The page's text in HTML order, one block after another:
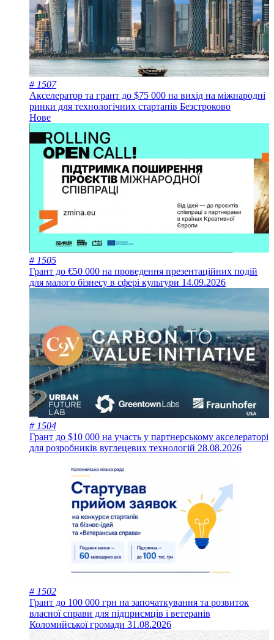
# 1507
Акселератор та грант до $75 000 на вихід на міжнародні
ринки для технологічних стартапів Безстроково
Нове
# 1505
Грант до €50 000 на проведення презентаційних подій
для малого бізнесу в сфері культури 14.09.2026
# 1504
Грант до $10 000 на участь у партнерському акселераторі
для розробників вуглецевих технологій 28.08.2026
# 1502
Грант до 100 000 грн на започаткування та розвиток
власної справи для підприємців і ветеранів
Коломийської громади 31.08.2026